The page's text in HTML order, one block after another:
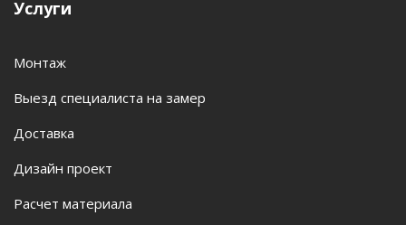
Услуги
Монтаж
Выезд специалиста на замер
Доставка
Дизайн проект
Расчет материала